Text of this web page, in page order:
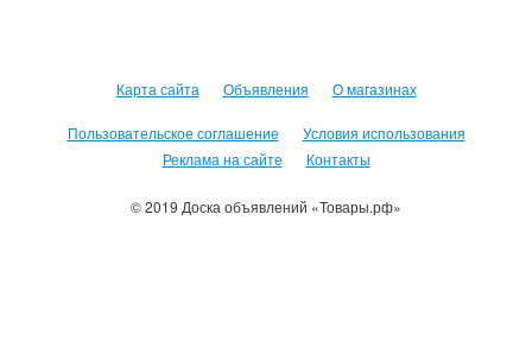
Карта сайта Объявления О магазинах
Пользовательское соглашение
Условия использования
Реклама на сайте
Контакты
© 2019 Доска объявлений «Товары.рф»